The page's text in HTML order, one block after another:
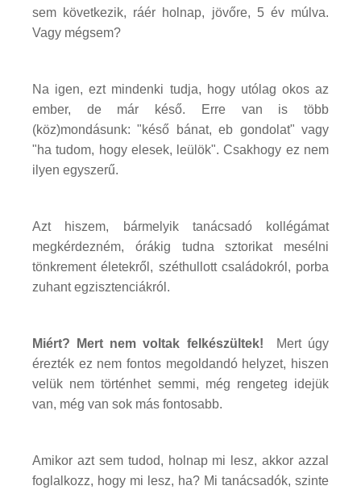
sem következik, ráér holnap, jövőre, 5 év múlva.
Vagy mégsem?
Na igen, ezt mindenki tudja, hogy utólag okos az
ember, de már késő. Erre van is több
(köz)mondásunk: "késő bánat, eb gondolat" vagy
"ha tudom, hogy elesek, leülök". Csakhogy ez nem
ilyen egyszerű.
Azt hiszem, bármelyik tanácsadó kollégámat
megkérdezném, órákig tudna sztorikat mesélni
tönkrement életekről, széthullott családokról, porba
zuhant egzisztenciákról.
Miért? Mert nem voltak felkészültek! Mert úgy
érezték ez nem fontos megoldandó helyzet, hiszen
velük nem történhet semmi, még rengeteg idejük
van, még van sok más fontosabb.
Amikor azt sem tudod, holnap mi lesz, akkor azzal
foglalkozz, hogy mi lesz, ha? Mi tanácsadók, szinte